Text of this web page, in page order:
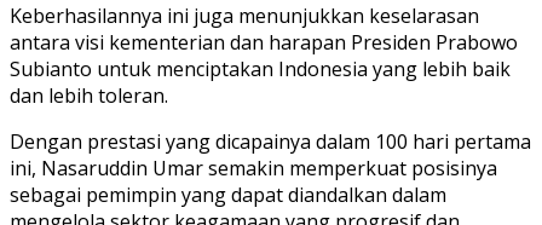
Keberhasilannya ini juga menunjukkan keselarasan
antara visi kementerian dan harapan Presiden Prabowo
Subianto untuk menciptakan Indonesia yang lebih baik
dan lebih toleran.
Dengan prestasi yang dicapainya dalam 100 hari pertama
ini, Nasaruddin Umar semakin memperkuat posisinya
sebagai pemimpin yang dapat diandalkan dalam